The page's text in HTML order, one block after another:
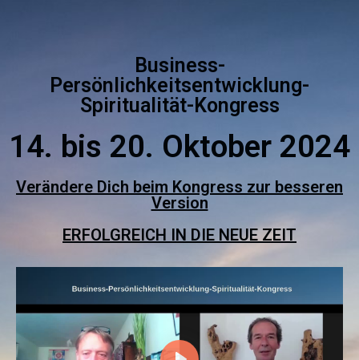
Business-
Persönlichkeitsentwicklung-
Spiritualität-Kongress
14. bis 20. Oktober 2024
Verändere Dich beim Kongress zur besseren
Version
ERFOLGREICH IN DIE NEUE ZEIT